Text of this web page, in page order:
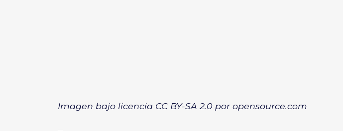
Imagen bajo licencia CC BY-SA 2.0 poropensource.com